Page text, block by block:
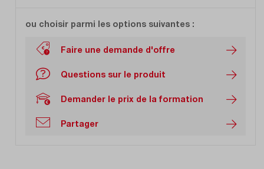
ou choisir parmi les options suivantes :
Faire une demande d'offre
Questions sur le produit
Demander le prix de la formation
Partager